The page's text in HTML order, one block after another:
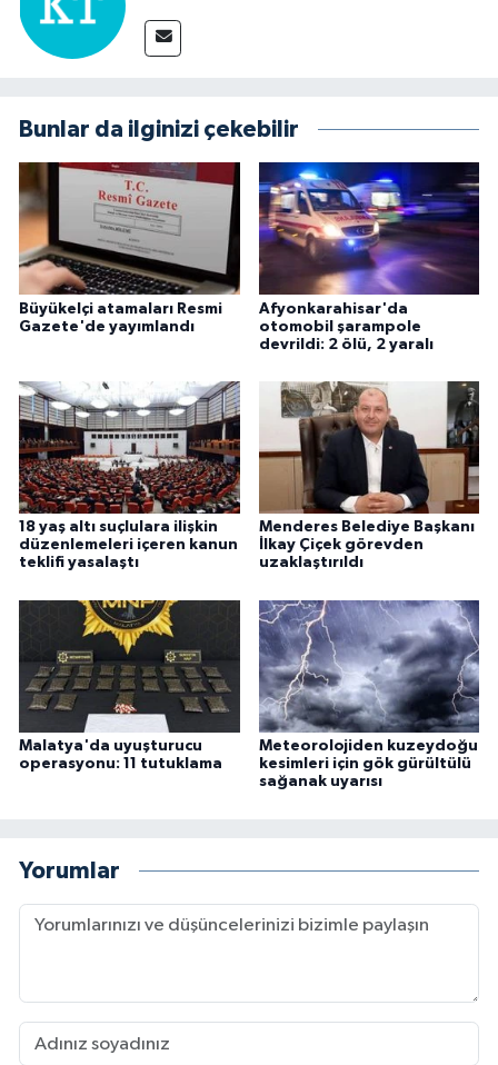
Bunlar da ilginizi çekebilir
Büyükelçi atamaları Resmi
Gazete'de yayımlandı
Afyonkarahisar'da
otomobil şarampole
devrildi: 2 ölü, 2 yaralı
18 yaş altı suçlulara ilişkin
düzenlemeleri içeren kanun
teklifi yasalaştı
Menderes Belediye Başkanı
İlkay Çiçek görevden
uzaklaştırıldı
Malatya'da uyuşturucu
operasyonu: 11 tutuklama
Meteorolojiden kuzeydoğu
kesimleri için gök gürültülü
sağanak uyarısı
Yorumlar